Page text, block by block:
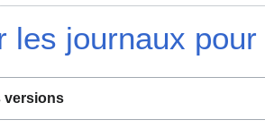
les journaux
versions